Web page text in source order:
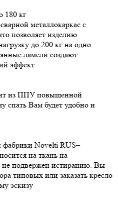
180 кг
металлокаркас с
позволяет изделию
до 200 кг на одно
ламели создают
эффект.
из ППУ повышенной
спать Вам будет удобно и
фабрики Novelti RUS–
на ткань на
не подвержен истиранию. Вы
типовых или заказать кресло
эскизу